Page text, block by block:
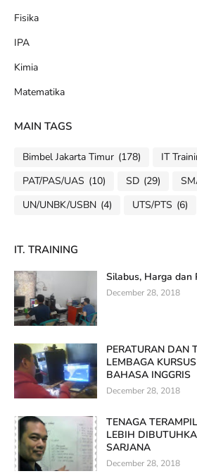
Fisika
IPA
Kimia
Matematika
MAIN TAGS
Bimbel Jakarta Timur (178) IT
PAT/PAS/UAS (10) SD (29)
UN/UNBK/USBN (4) UTS/PTS (6)
IT. TRAINING
Silabus, Harga dan
December 28, 2018
PERATURAN DAN
LEMBAGA
BAHASA INGGRIS
December 28, 2018
TENAGA
LEBIH
SARJANA
December 28, 2018